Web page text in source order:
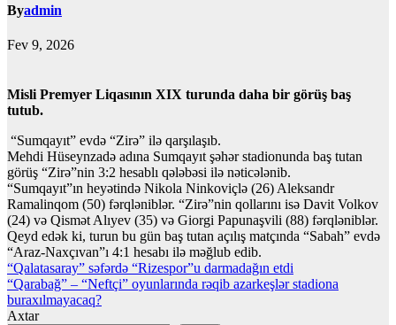
Byadmin
Fev 9, 2026
Misli Premyer Liqasının XIX turunda daha bir görüş baş
tutub.
“Sumqayıt” evdə “Zirə” ilə qarşılaşıb.
Mehdi Hüseynzadə adına Sumqayıt şəhər stadionunda baş tutan
görüş “Zirə”nin 3:2 hesablı qələbəsi ilə nəticələnib.
“Sumqayıt”ın heyətində Nikola Ninkoviçlə (26) Aleksandr
Ramalinqom (50) fərqləniblər. “Zirə”nin qollarını isə Davit Volkov
(24) və Qismət Alıyev (35) və Giorgi Papunaşvili (88) fərqləniblər.
Qeyd edək ki, turun bu gün baş tutan açılış matçında “Sabah” evdə
“Araz-Naxçıvan”ı 4:1 hesabı ilə məğlub edib.
Yazı
naviqasiyası
“Qalatasaray” səfərdə “Rizespor”u darmadağın etdi
“Qarabağ” – “Neftçi” oyunlarında rəqib azarkeşlər stadiona
buraxılmayacaq?
Axtar